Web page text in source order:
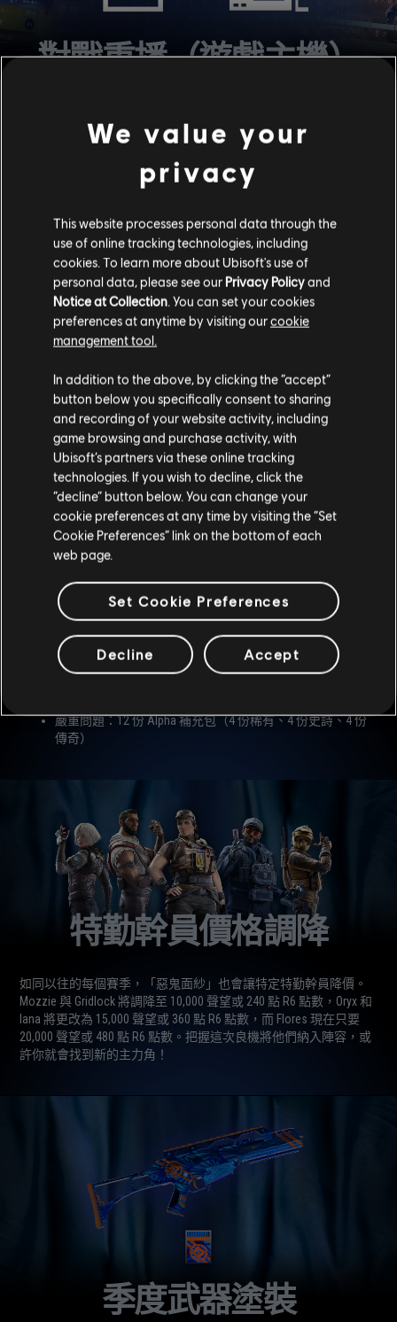
對戰重播（遊戲主機）
遊玩過程，或是最多 12 場對戰。此外，重播控制也已新增至控制
器配置中，讓對戰重播更方便使用。
R6 FIX 獎勵計畫
如同先前所宣布，關於獎勵使用 R6Fix 回報錯誤的玩家，開發團隊
正在處理相關計畫，而本計畫的第一版將於第 7 年第 1 季的測試
伺服器開放。
想要獲取獎勵資格，請在賽季期間（於測試伺服器或正式伺服
器）回報一項問題，並且該問題的狀態要達到「調查中」。玩家
每季可以獲取一項獎勵，會根據回報的所有問題中最嚴重的錯誤
來決定。每季的獎勵都會在下一季的測試伺服器期間發送到你的
帳戶。
外觀問題：3 份 Alpha 補充包（1 份稀有、1 份史詩、1 份傳
奇）
不影響遊玩的問題：6 份 Alpha 補充包（2 份稀有、2 份史
詩、2 份傳奇）
嚴重問題：12 份 Alpha 補充包（4 份稀有、4 份史詩、4 份
傳奇）
特勤幹員價格調降
如同以往的每個賽季，「惡鬼面紗」也會讓特定特勤幹員降價。
Mozzie 與 Gridlock 將調降至 10,000 聲望或 240 點 R6 點數，Oryx 和
Iana 將更改為 15,000 聲望或 360 點 R6 點數，而 Flores 現在只要
20,000 聲望或 480 點 R6 點數。把握這次良機將他們納入陣容，或
許你就會找到新的主力角！
季度武器塗裝
We value your
privacy
This website processes personal data through the
use of online tracking technologies, including
cookies. To learn more about Ubisoft's use of
personal data, please see our Privacy Policyand
Notice at Collection . You can set your cookies
preferences at anytime by visiting ourcookie
management tool.
In addition to the above, by clicking the “accept”
button below you specifically consent to sharing
and recording of your website activity, including
game browsing and purchase activity, with
Ubisoft’s partners via these online tracking
technologies. If you wish to decline, click the
“decline” button below. You can change your
cookie preferences at any time by visiting the “Set
Cookie Preferences” link on the bottom of each
web page.
Set Cookie Preferences
Decline Accept